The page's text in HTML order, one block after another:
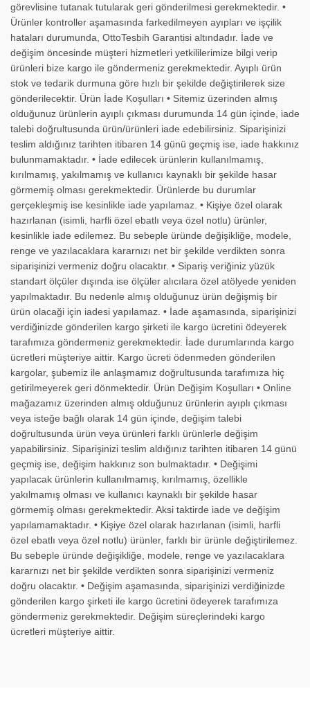
görevlisine tutanak tutularak geri gönderilmesi gerekmektedir. •
Ürünler kontroller aşamasında farkedilmeyen ayıpları ve işçilik
hataları durumunda, OttoTesbih Garantisi altındadır. İade ve
değişim öncesinde müşteri hizmetleri yetkililerimize bilgi verip
ürünleri bize kargo ile göndermeniz gerekmektedir. Ayıplı ürün
stok ve tedarik durmuna göre hızlı bir şekilde değiştirilerek size
gönderilecektir. Ürün İade Koşulları • Sitemiz üzerinden almış
olduğunuz ürünlerin ayıplı çıkması durumunda 14 gün içinde, iade
talebi doğrultusunda ürün/ürünleri iade edebilirsiniz. Siparişinizi
teslim aldığınız tarihten itibaren 14 günü geçmiş ise, iade hakkınız
bulunmamaktadır. • İade edilecek ürünlerin kullanılmamış,
kırılmamış, yakılmamış ve kullanıcı kaynaklı bir şekilde hasar
görmemiş olması gerekmektedir. Ürünlerde bu durumlar
gerçekleşmiş ise kesinlikle iade yapılamaz. • Kişiye özel olarak
hazırlanan (isimli, harfli özel ebatlı veya özel notlu) ürünler,
kesinlikle iade edilemez. Bu sebeple üründe değişikliğe, modele,
renge ve yazılacaklara kararnızı net bir şekilde verdikten sonra
siparişinizi vermeniz doğru olacaktır. • Sipariş veriğiniz yüzük
standart ölçüler dışında ise ölçüler alıcılara özel atölyede yeniden
yapılmaktadır. Bu nedenle almış olduğunuz ürün değişmiş bir
ürün olacaği için iadesi yapılamaz. • İade aşamasında, siparişinizi
verdiğinizde gönderilen kargo şirketi ile kargo ücretini ödeyerek
tarafımıza göndermeniz gerekmektedir. İade durumlarında kargo
ücretleri müşteriye aittir. Kargo ücreti ödenmeden gönderilen
kargolar, şubemiz ile anlaşmamız doğrultusunda tarafımıza hiç
getirilmeyerek geri dönmektedir. Ürün Değişim Koşulları • Online
mağazamız üzerinden almış olduğunuz ürünlerin ayıplı çıkması
veya isteğe bağlı olarak 14 gün içinde, değişim talebi
doğrultusunda ürün veya ürünleri farklı ürünlerle değişim
yapabilirsiniz. Siparişinizi teslim aldığınız tarihten itibaren 14 günü
geçmiş ise, değişim hakkınız son bulmaktadır. • Değişimi
yapılacak ürünlerin kullanılmamış, kırılmamış, özellikle
yakılmamış olması ve kullanıcı kaynaklı bir şekilde hasar
görmemiş olması gerekmektedir. Aksi taktirde iade ve değişim
yapılamamaktadır. • Kişiye özel olarak hazırlanan (isimli, harfli
özel ebatlı veya özel notlu) ürünler, farklı bir ürünle değiştirilemez.
Bu sebeple üründe değişikliğe, modele, renge ve yazılacaklara
kararnızı net bir şekilde verdikten sonra siparişinizi vermeniz
doğru olacaktır. • Değişim aşamasında, siparişinizi verdiğinizde
gönderilen kargo şirketi ile kargo ücretini ödeyerek tarafımıza
göndermeniz gerekmektedir. Değişim süreçlerindeki kargo
ücretleri müşteriye aittir.